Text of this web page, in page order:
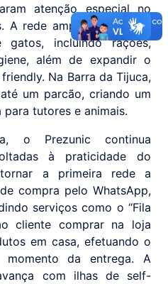
atenção especial no
A rede ampliou o mix de
incluindo rações,
além de expandir o
Na Barra da Tijuca,
um parcão, criando um
tutores e animais.
o Prezunic continua
à praticidade do
a primeira rede a
compra pelo WhatsApp,
serviços como o “Fila
cliente comprar na loja
em casa, efetuando o
momento da entrega. A
com ilhas de self-